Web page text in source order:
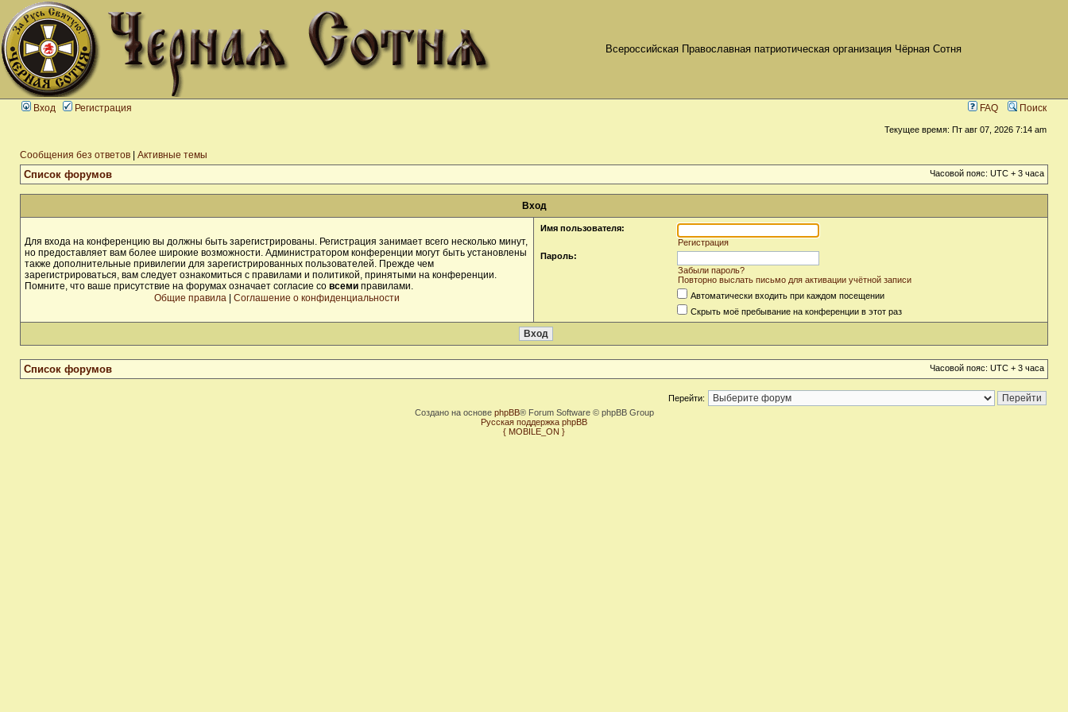
Всероссийская Православная патриотическая организация Чёрная Сотня
Вход Регистрация FAQ Поиск
Текущее время: Пт авг 07, 2026 7:14 am
Сообщения без ответов Активные темы
Список форумов Часовой пояс: UTC + 3 часа
Вход
Для входа на конференцию вы должны быть зарегистрированы. Регистрация занимает всего несколько минут,
но предоставляет вам более широкие возможности. Администратором конференции могут быть установлены
также дополнительные привилегии для зарегистрированных пользователей. Прежде чем
зарегистрироваться, вам следует ознакомиться с правилами и политикой, принятыми на конференции.
Помните, что ваше присутствие на форумах означает согласие со всеми правилами.
Общие правила
Соглашение о конфиденциальности
Имя пользователя:
Регистрация
Пароль:
Забыли пароль?
Повторно выслать письмо для активации учётной записи
Автоматически входить при каждом посещении
Скрыть моё пребывание на конференции в этот раз
Список форумов Часовой пояс: UTC + 3 часа
Перейти:
Создано на основе phpBB® Forum Software © phpBB Group
Русская поддержка phpBB
{ MOBILE_ON }